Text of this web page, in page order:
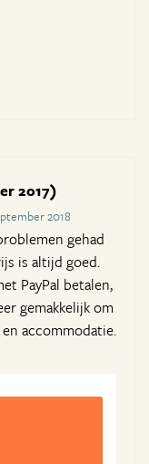
2017)
2018
gehad
is altijd goed.
PayPal betalen,
gemakkelijk om
accommodatie.